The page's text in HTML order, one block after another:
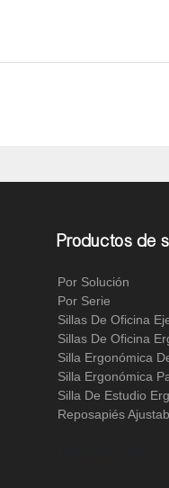
Productos de
Por Solución
Por Serie
Sillas De Oficina
Sillas De Oficina
Silla Ergonómica
Silla Ergonómica
Silla De Estudio
Reposapiés